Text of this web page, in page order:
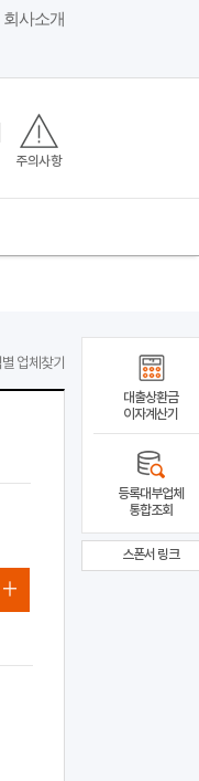
회사소개
주의사항
업체찾기
대출상환금
이자계산기
등록대부업체
통합조회
스폰서 링크